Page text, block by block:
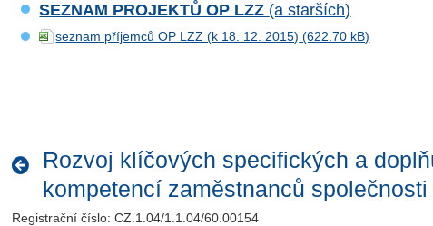
SEZNAM PROJEKTŮ OP LZZ (a starších)
seznam příjemců OP LZZ (k 18. 12. 2015)
Rozvoj klíčových specifických a
kompetencí zaměstnanců
Registrační číslo: CZ.1.04/1.1.04/60.00154